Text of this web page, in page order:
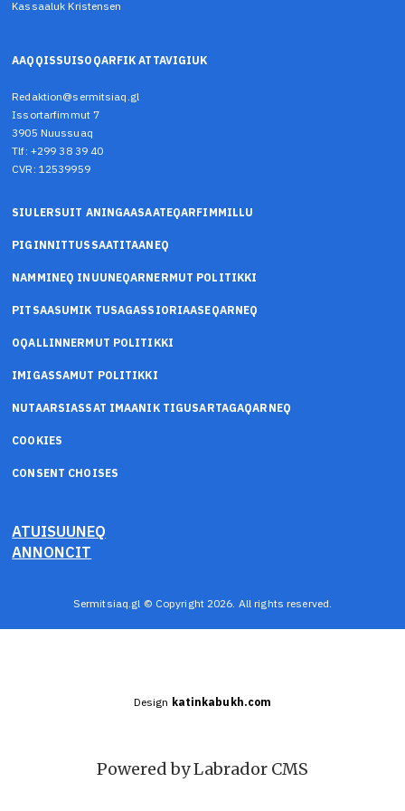
Kassaaluk Kristensen
AAQQISSUISOQARFIK ATTAVIGIUK
Redaktion@sermitsiaq.gl
Issortarfimmut 7
3905 Nuussuaq
Tlf: +299 38 39 40
CVR: 12539959
SIULERSUIT ANINGAASAATEQARFIMMILLU
PIGINNITTUSSAATITAANEQ
NAMMINEQ INUUNEQARNERMUT POLITIKKI
PITSAASUMIK TUSAGASSIORIAASEQARNEQ
OQALLINNERMUT POLITIKKI
IMIGASSAMUT POLITIKKI
NUTAARSIASSAT IMAANIK TIGUSARTAGAQARNEQ
COOKIES
CONSENT CHOISES
ATUISUUNEQ
ANNONCIT
Sermitsiaq.gl © Copyright 2026. All rights reserved.
Design katinkabukh.com
Powered by Labrador CMS